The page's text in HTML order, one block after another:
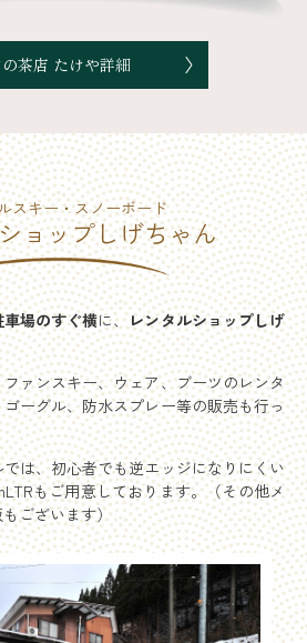
の茶店 たけや詳細
スキー・スノーボード
ョップしげちゃん
場のすぐ横に、レンタルショップしげ
ァンスキー、ウェア、ブーツのレンタ
ーグル、防水スプレー等の販売も行っ
は、初心者でも逆エッジになりにくい
もご用意しております。（その他メ
ございます）